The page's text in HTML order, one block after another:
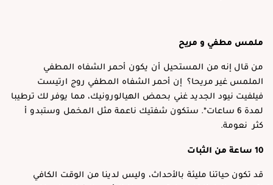
ملمس مطفي و مريح
من قال إنه من المستحيل أن يكون أحمر الشفاه المطفي
الملمس غير مريحا؟ إن أحمر الشفاه المطفي روج ارتيست
فيلفيت نيود الجديد غني بحمض الهيالورونيك، مما يوفر لك ترطيبا
لمدة 6 ساعات*. ستكون شفتيك ناعمة مثل المخمل وستبدو أ
كثر نعومة.
10 ساعة من الثبات
قد تكون حياتنا مليئة بالأحداث، وليس لدينا من الوقت الكافي